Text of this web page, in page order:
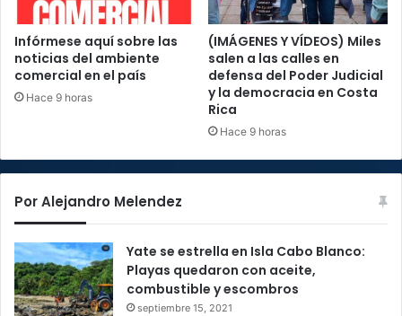
Infórmese aquí sobre las
noticias del ambiente
comercial en el país
Hace 9 horas
(IMÁGENES Y VÍDEOS) Miles
salen a las calles en
defensa del Poder Judicial
y la democracia en Costa
Rica
Hace 9 horas
Por Alejandro Melendez
Yate se estrella en Isla Cabo Blanco:
Playas quedaron con aceite,
combustible y escombros
septiembre 15, 2021